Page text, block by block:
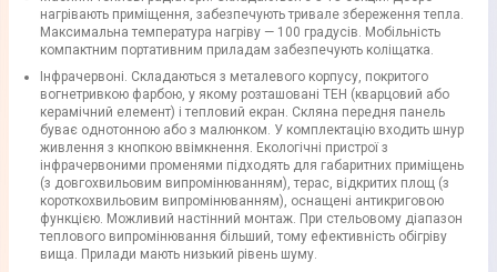
нагрівають приміщення, забезпечують тривале збереження тепла.
Максимальна температура нагріву — 100 градусів. Мобільність
компактним портативним приладам забезпечують коліщатка.
Інфрачервоні. Складаються з металевого корпусу, покритого
вогнетривкою фарбою, у якому розташовані ТЕН (кварцовий або
керамічний елемент) і тепловий екран. Скляна передня панель
буває однотонною або з малюнком. У комплектацію входить шнур
живлення з кнопкою ввімкнення. Екологічні пристрої з
інфрачервоними променями підходять для габаритних приміщень
(з довгохвильовим випромінюванням), терас, відкритих площ (з
короткохвильовим випромінюванням), оснащені антикриговою
функцією. Можливий настінний монтаж. При стельовому діапазон
теплового випромінювання більший, тому ефективність обігріву
вища. Прилади мають низький рівень шуму.